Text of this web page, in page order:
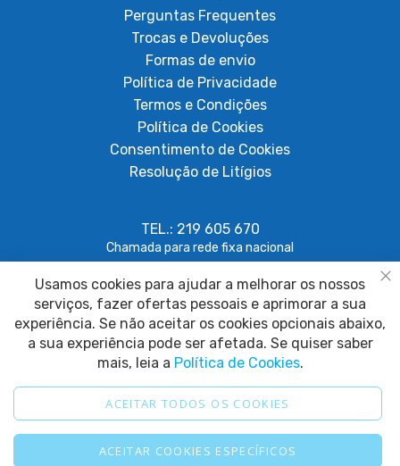
Perguntas Frequentes
Trocas e Devoluções
Formas de envio
Política de Privacidade
Termos e Condições
Política de Cookies
Consentimento de Cookies
Resolução de Litígios
TEL.: 219 605 670
Chamada para rede fixa nacional
geral@papagaiosempenas.com
2025 © Papagaio sem Penas. Todos os direitos reservados.
Usamos cookies para ajudar a melhorar os nossos
serviços, fazer ofertas pessoais e aprimorar a sua
experiência. Se não aceitar os cookies opcionais abaixo,
a sua experiência pode ser afetada. Se quiser saber
mais, leia a Política de Cookies.
ACEITAR TODOS OS COOKIES
ACEITAR COOKIES ESPECÍFICOS